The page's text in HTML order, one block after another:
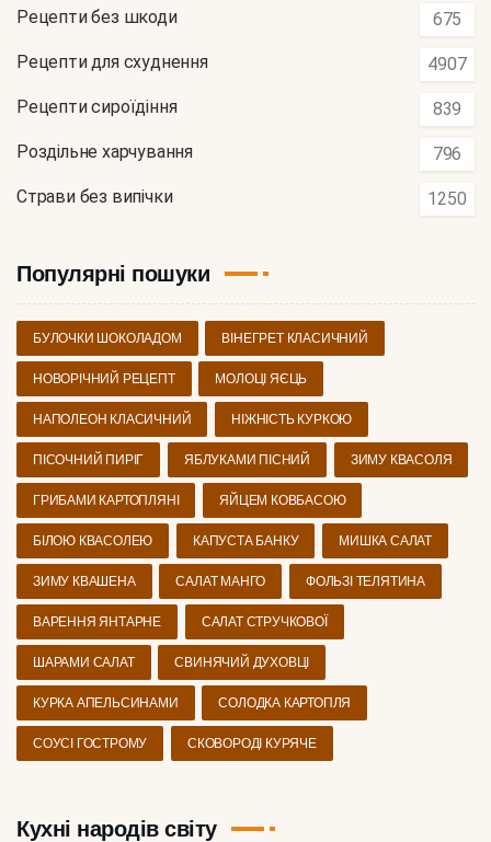
Рецепти без шкоди 675
Рецепти для схуднення 4907
Рецепти сироїдіння 839
Роздільне харчування 796
Страви без випічки 1250
Популярні пошуки
БУЛОЧКИ ШОКОЛАДОМ ВІНЕГРЕТ КЛАСИЧНИЙ
НОВОРІЧНИЙ РЕЦЕПТ МОЛОЦІ ЯЄЦЬ
НАПОЛЕОН КЛАСИЧНИЙ НІЖНІСТЬ КУРКОЮ
ПІСОЧНИЙ ПИРІГ ЯБЛУКАМИ ПІСНИЙ ЗИМУ КВАСОЛЯ
ГРИБАМИ КАРТОПЛЯНІ ЯЙЦЕМ КОВБАСОЮ
БІЛОЮ КВАСОЛЕЮ КАПУСТА БАНКУ МИШКА САЛАТ
ЗИМУ КВАШЕНА САЛАТ МАНГО ФОЛЬЗІ ТЕЛЯТИНА
ВАРЕННЯ ЯНТАРНЕ САЛАТ СТРУЧКОВОЇ
ШАРАМИ САЛАТ СВИНЯЧИЙ ДУХОВЦІ
КУРКА АПЕЛЬСИНАМИ СОЛОДКА КАРТОПЛЯ
СОУСІ ГОСТРОМУ СКОВОРОДІ КУРЯЧЕ
Кухні народів світу